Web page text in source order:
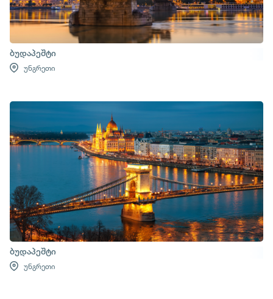
ბუდაპეშტი
უნგრეთი
ბუდაპეშტი
უნგრეთი